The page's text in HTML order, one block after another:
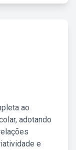
ao
adotando
e